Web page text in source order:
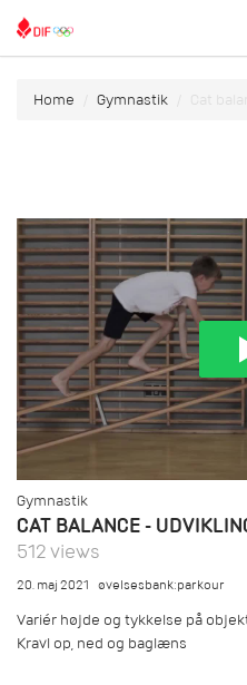
Home Gymnastik Cat
Gymnastik
CAT BALANCE -
512 views
20. maj 2021 øvelsesbank:parkour
Variér højde og tykkelse på
Kravl op, ned og baglæns